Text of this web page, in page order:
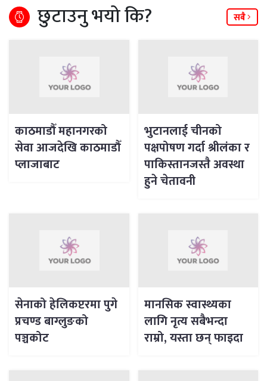
छुटाउनु भयो कि? सबै
काठमाडौँ महानगरको
सेवा आजदेखि काठमाडौँ
प्लाजाबाट
भुटानलाई चीनको
पक्षपोषण गर्दा श्रीलंका र
पाकिस्तानजस्तै अवस्था
हुने चेतावनी
सेनाको हेलिकप्टरमा पुगे
प्रचण्ड बाग्लुङको
पञ्चकोट
मानसिक स्वास्थ्यका
लागि नृत्य सबैभन्दा
राम्रो, यस्ता छन् फाइदा